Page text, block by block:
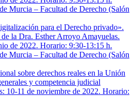
para el Derecho privado».
la Dra. Esther Arroyo Amayuelas.
de 2022. Horario: 9:30-13:15 h.
Murcia – Facultad de Derecho (Salón